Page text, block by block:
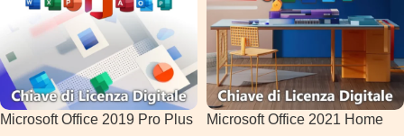
Microsoft Office 2019 Pro Plus
Microsoft Office 2021 Home